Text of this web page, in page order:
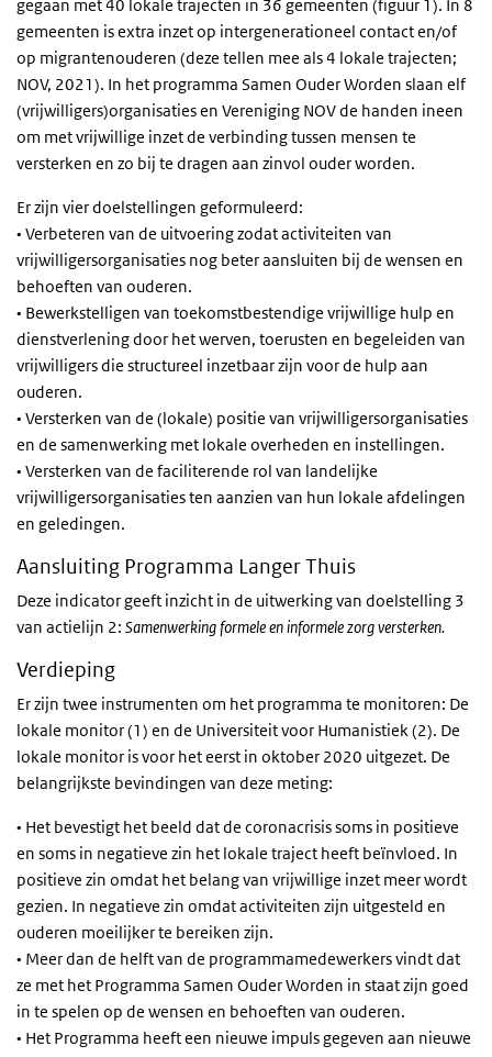
gegaan met 40 lokale trajecten in 36 gemeenten (figuur 1). In 8
gemeenten is extra inzet op intergenerationeel contact en/of
op migrantenouderen (deze tellen mee als 4 lokale trajecten;
NOV, 2021). In het programma Samen Ouder Worden slaan elf
(vrijwilligers)organisaties en Vereniging NOV de handen ineen
om met vrijwillige inzet de verbinding tussen mensen te
versterken en zo bij te dragen aan zinvol ouder worden.
Er zijn vier doelstellingen geformuleerd:
• Verbeteren van de uitvoering zodat activiteiten van
vrijwilligersorganisaties nog beter aansluiten bij de wensen en
behoeften van ouderen.
• Bewerkstelligen van toekomstbestendige vrijwillige hulp en
dienstverlening door het werven, toerusten en begeleiden van
vrijwilligers die structureel inzetbaar zijn voor de hulp aan
ouderen.
• Versterken van de (lokale) positie van vrijwilligersorganisaties
en de samenwerking met lokale overheden en instellingen.
• Versterken van de faciliterende rol van landelijke
vrijwilligersorganisaties ten aanzien van hun lokale afdelingen
en geledingen.
Aansluiting Programma Langer Thuis
Deze indicator geeft inzicht in de uitwerking van doelstelling 3
van actielijn 2: Samenwerking formele en informele zorg versterken.
Verdieping
Er zijn twee instrumenten om het programma te monitoren: De
lokale monitor (1) en de Universiteit voor Humanistiek (2). De
lokale monitor is voor het eerst in oktober 2020 uitgezet. De
belangrijkste bevindingen van deze meting:
• Het bevestigt het beeld dat de coronacrisis soms in positieve
en soms in negatieve zin het lokale traject heeft beïnvloed. In
positieve zin omdat het belang van vrijwillige inzet meer wordt
gezien. In negatieve zin omdat activiteiten zijn uitgesteld en
ouderen moeilijker te bereiken zijn.
• Meer dan de helft van de programmamedewerkers vindt dat
ze met het Programma Samen Ouder Worden in staat zijn goed
in te spelen op de wensen en behoeften van ouderen.
• Het Programma heeft een nieuwe impuls gegeven aan nieuwe